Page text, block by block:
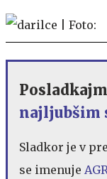
najljubšim
Sladkor je v
se imenuje